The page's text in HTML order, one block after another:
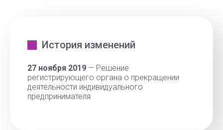
История изменений
27 ноября 2019 — Решение
регистрирующего органа о прекращении
деятельности индивидуального
предпринимателя